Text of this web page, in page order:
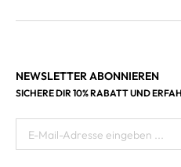
NEWSLETTER ABONNIEREN
SICHERE DIR 10% RABATT UND
E-Mail-Adresse eingeben ...